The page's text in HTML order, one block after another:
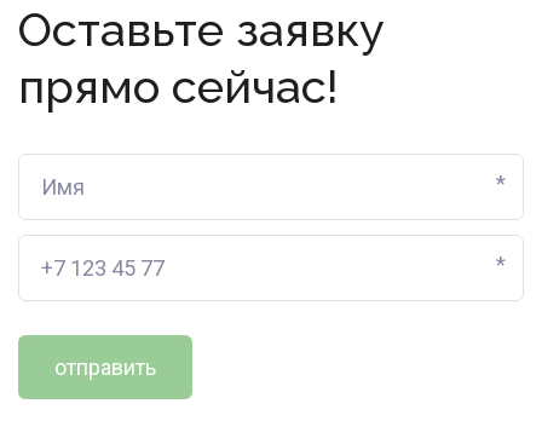
Оставьте заявку
прямо сейчас!
*
*
отправить